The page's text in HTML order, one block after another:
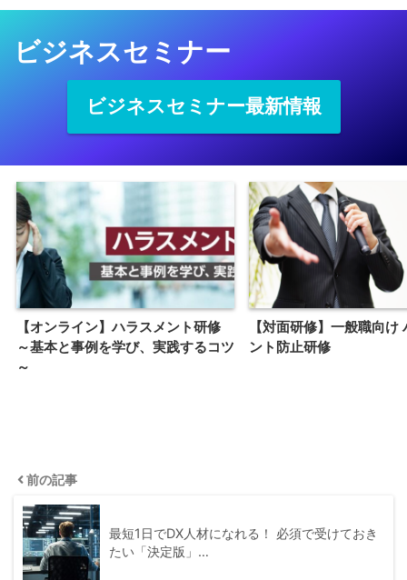
ビジネスセミナー
ビジネスセミナー最新情報
【オンライン】ハラスメント研修
～基本と事例を学び、実践するコツ
～
【対面研修】一般職向け
ント防止研修
前の記事
最短1日でDX人材になれる！ 必須で受けておき
たい「決定版」…